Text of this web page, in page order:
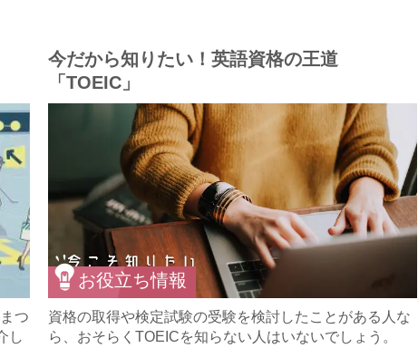
つ
し
今だから知りたい！英語資格の王道
「TOEIC」
お役立ち情報
資格の取得や検定試験の受験を検討したことがある人な
ら、おそらくTOEICを知らない人はいないでしょう。